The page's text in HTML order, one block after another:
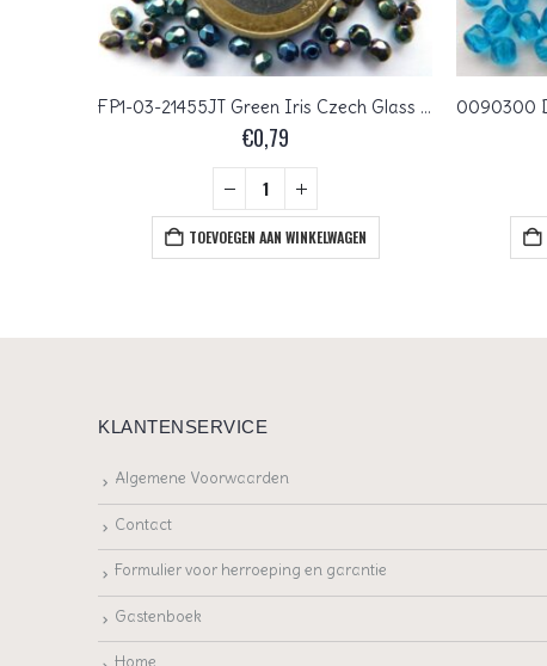
FP1-03-21455JT Green Iris Czech Glass Facet Firepolish 3mm 50 stuks
€0,79
TOEVOEGEN AAN WINKELWAGEN
KLANTENSERVICE
Algemene Voorwaarden
Contact
Formulier voor herroeping en garantie
Gastenboek